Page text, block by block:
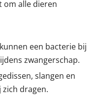
om alle dieren
een bacterie bij
zwangerschap.
slangen en
dragen.